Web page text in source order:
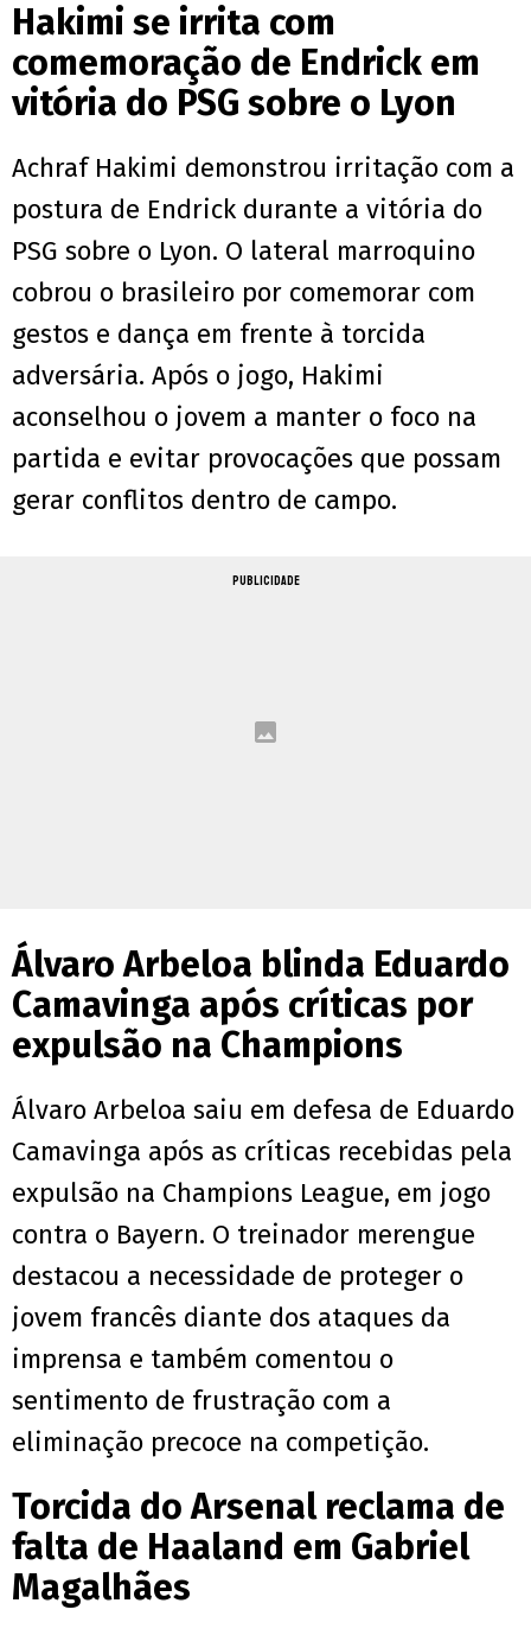
Hakimi se irrita com
comemoração de Endrick em
vitória do PSG sobre o Lyon
Achraf Hakimi demonstrou irritação com a
postura de Endrick durante a vitória do
PSG sobre o Lyon. O lateral marroquino
cobrou o brasileiro por comemorar com
gestos e dança em frente à torcida
adversária. Após o jogo, Hakimi
aconselhou o jovem a manter o foco na
partida e evitar provocações que possam
gerar conflitos dentro de campo.
PUBLICIDADE
Álvaro Arbeloa blinda Eduardo
Camavinga após críticas por
expulsão na Champions
Álvaro Arbeloa saiu em defesa de Eduardo
Camavinga após as críticas recebidas pela
expulsão na Champions League, em jogo
contra o Bayern. O treinador merengue
destacou a necessidade de proteger o
jovem francês diante dos ataques da
imprensa e também comentou o
sentimento de frustração com a
eliminação precoce na competição.
Torcida do Arsenal reclama de
falta de Haaland em Gabriel
Magalhães